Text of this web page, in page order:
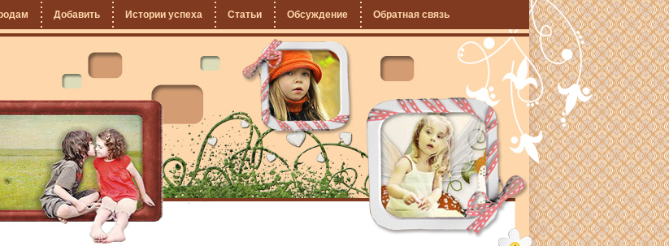
Добавить Истории успеха Статьи Обсуждение Обратная связь